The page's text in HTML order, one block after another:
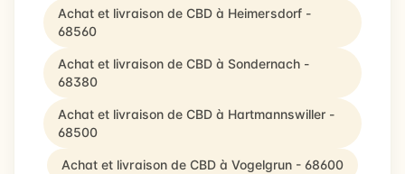
Achat et livraison de CBD à Heimersdorf -
68560
Achat et livraison de CBD à Sondernach -
68380
Achat et livraison de CBD à Hartmannswiller -
68500
Achat et livraison de CBD à Vogelgrun - 68600